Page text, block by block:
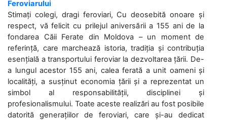
Feroviarului
Stimați colegi, dragi feroviari, Cu deosebită onoare și
respect, vă felicit cu prilejul aniversării a 155 ani de la
fondarea Căii Ferate din Moldova – un moment de
referință, care marchează istoria, tradiția și contribuția
esențială a transportului feroviar la dezvoltarea țării. De-
a lungul acestor 155 ani, calea ferată a unit oameni și
localități, a susținut economia țării și a reprezentat un
simbol al responsabilității, disciplinei și
profesionalismului. Toate aceste realizări au fost posibile
datorită generațiilor de feroviari, care și-au dedicat